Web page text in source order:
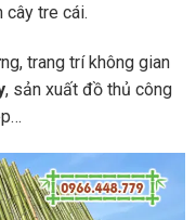
cây tre cái.
trang trí không gian
, sản xuất đồ thủ công